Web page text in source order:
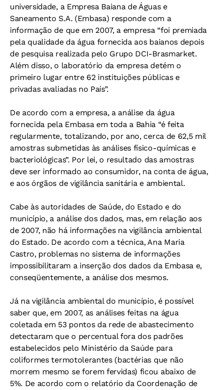
universidade, a Empresa Baiana de Águas e
Saneamento S.A. (Embasa) responde com a
informação de que em 2007, a empresa “foi premiada
pela qualidade da água fornecida aos baianos depois
de pesquisa realizada pelo Grupo DCI-Brasmarket.
Além disso, o laboratório da empresa detém o
primeiro lugar entre 62 instituições públicas e
privadas avaliadas no País”.
De acordo com a empresa, a análise da água
fornecida pela Embasa em toda a Bahia “é feita
regularmente, totalizando, por ano, cerca de 62,5 mil
amostras submetidas às análises físico-químicas e
bacteriológicas”. Por lei, o resultado das amostras
deve ser informado ao consumidor, na conta de água,
e aos órgãos de vigilância sanitária e ambiental.
Cabe às autoridades de Saúde, do Estado e do
município, a análise dos dados, mas, em relação aos
de 2007, não há informações na vigilância ambiental
do Estado. De acordo com a técnica, Ana Maria
Castro, problemas no sistema de informações
impossibilitaram a inserção dos dados da Embasa e,
conseqüentemente, a análise dos mesmos.
Já na vigilância ambiental do município, é possível
saber que, em 2007, as análises feitas na água
coletada em 53 pontos da rede de abastecimento
detectaram que o percentual fora dos padrões
estabelecidos pelo Ministério da Saúde para
coliformes termotolerantes (bactérias que não
morrem mesmo se forem fervidas) ficou abaixo de
5%. De acordo com o relatório da Coordenação de